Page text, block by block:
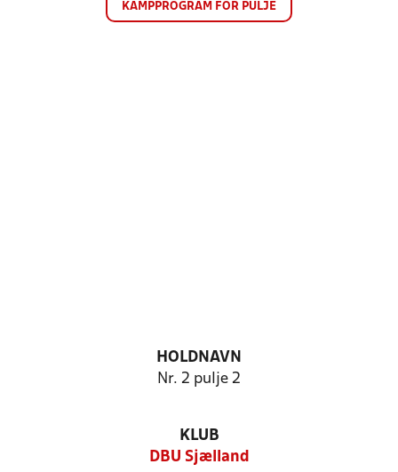
KAMPPROGRAM FOR PULJE
HOLDNAVN
Nr. 2 pulje 2
KLUB
DBU Sjælland